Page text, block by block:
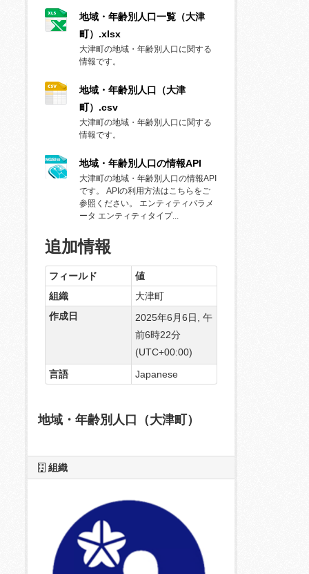
地域・年齢別人口一覧（大津
町）.xlsx
大津町の地域・年齢別人口に関する
情報です。
地域・年齢別人口（大津
町）.csv
大津町の地域・年齢別人口に関する
情報です。
地域・年齢別人口の情報API
大津町の地域・年齢別人口の情報API
です。 APIの利用方法はこちらをご
参照ください。 エンティティパラメ
ータ エンティティタイプ...
追加情報
フィールド
値
組織
大津町
作成日
2025年6月6日, 午
前6時22分
(UTC+00:00)
言語
Japanese
地域・年齢別人口（大津町）
組織